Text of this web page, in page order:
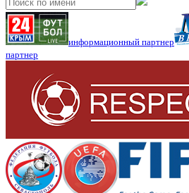
информационный партнер
партнер